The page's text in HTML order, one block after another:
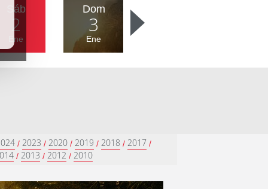
Sáb
2
Ene
Dom
3
Ene
/ 2023 / 2020 / 2019 / 2018 / 2017 /
/ 2013 / 2012 / 2010